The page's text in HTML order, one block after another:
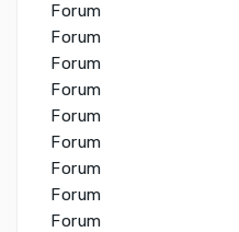
Forum
Forum
Forum
Forum
Forum
Forum
Forum
Forum
Forum